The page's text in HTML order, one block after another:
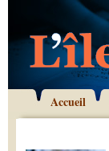
Accueil